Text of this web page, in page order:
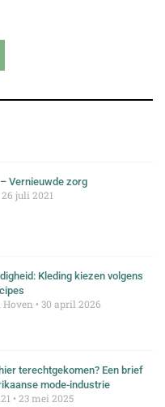
Vernieuwde zorg
26 juli 2021
Kleding kiezen volgens
Hoven 30 april 2026
terechtgekomen? Een brief
mode-industrie
23 mei 2025